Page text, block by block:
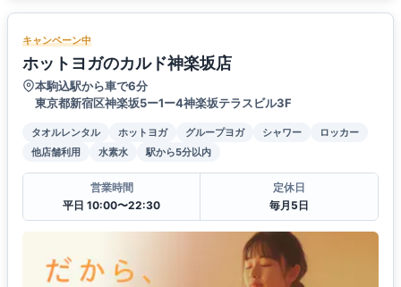
キャンペーン中
ホットヨガのカルド神楽坂店
本駒込駅から車で6分
東京都新宿区神楽坂5ー1ー4神楽坂テラスビル3F
タオルレンタル ホットヨガ グループヨガ シャワー
ロッカー
他店舗利用
水素水 駅から5分以内
営業時間
平日 10:00〜22:30
定休日
毎月5日